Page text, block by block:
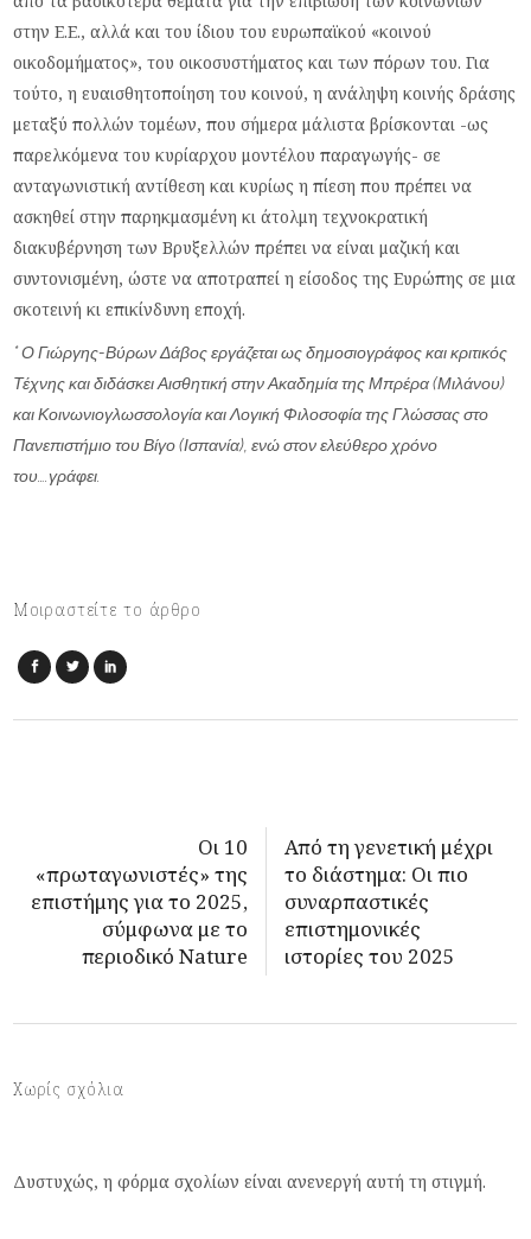
στην Ε.Ε., αλλά και του ίδιου του ευρωπαϊκού «κοινού
οικοδομήματος», του οικοσυστήματος και των πόρων του. Για
τούτο, η ευαισθητοποίηση του κοινού, η ανάληψη κοινής δράσης
μεταξύ πολλών τομέων, που σήμερα μάλιστα βρίσκονται -ως
παρελκόμενα του κυρίαρχου μοντέλου παραγωγής- σε
ανταγωνιστική αντίθεση και κυρίως η πίεση που πρέπει να
ασκηθεί στην παρηκμασμένη κι άτολμη τεχνοκρατική
διακυβέρνηση των Βρυξελλών πρέπει να είναι μαζική και
συντονισμένη, ώστε να αποτραπεί η είσοδος της Ευρώπης σε μια
σκοτεινή κι επικίνδυνη εποχή.
* Ο Γιώργης-Βύρων Δάβος εργάζεται ως δημοσιογράφος και κριτικός
Τέχνης και διδάσκει Αισθητική στην Ακαδημία της Μπρέρα (Μιλάνου)
και Κοινωνιογλωσσολογία και Λογική Φιλοσοφία της Γλώσσας στο
Πανεπιστήμιο του Βίγο (Ισπανία), ενώ στον ελεύθερο χρόνο
του….γράφει.
Μοιραστείτε το άρθρο
Οι 10
«πρωταγωνιστές» της
επιστήμης για το 2025,
σύμφωνα με το
περιοδικό Nature
Από τη γενετική μέχρι
το διάστημα: Οι πιο
συναρπαστικές
επιστημονικές
ιστορίες του 2025
Χωρίς σχόλια
Δυστυχώς, η φόρμα σχολίων είναι ανενεργή αυτή τη στιγμή.